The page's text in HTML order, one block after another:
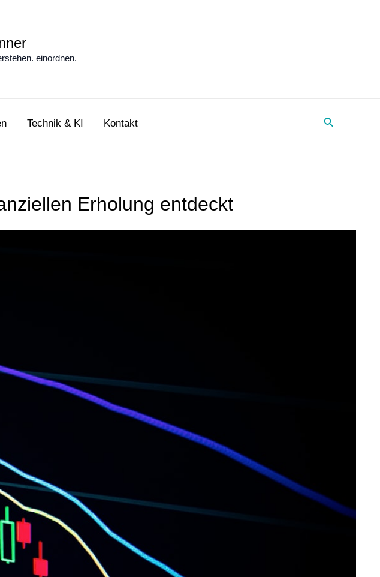
einordnen.
Technik & KI Kontakt Suche
Erholung entdeckt